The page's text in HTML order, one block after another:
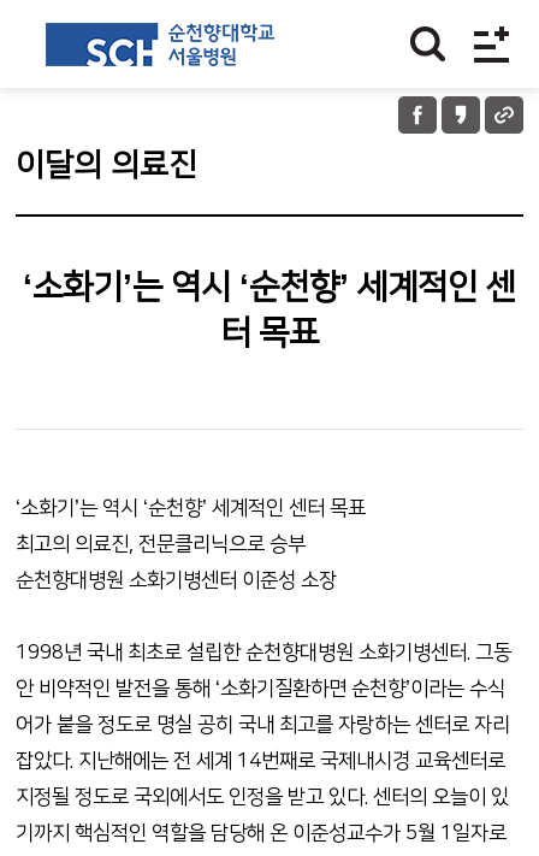
이달의 의료진
‘소화기’는 역시 ‘순천향’ 세계적인 센
터 목표
‘소화기’는 역시 ‘순천향’ 세계적인 센터 목표
최고의 의료진, 전문클리닉으로 승부
순천향대병원 소화기병센터 이준성 소장
1998년 국내 최초로 설립한 순천향대병원 소화기병센터. 그동
안 비약적인 발전을 통해 ‘소화기질환하면 순천향’이라는 수식
어가 붙을 정도로 명실 공히 국내 최고를 자랑하는 센터로 자리
잡았다. 지난해에는 전 세계 14번째로 국제내시경 교육센터로
지정될 정도로 국외에서도 인정을 받고 있다. 센터의 오늘이 있
기까지 핵심적인 역할을 담당해 온 이준성교수가 5월 1일자로